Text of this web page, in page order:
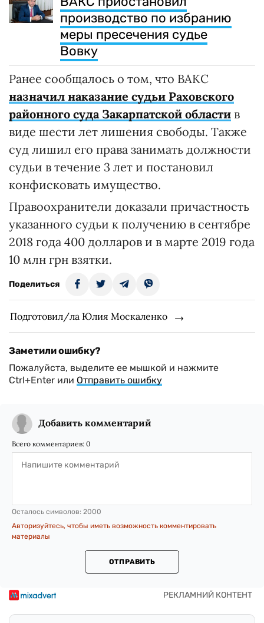
производство по избранию
меры пресечения судье
Вовку
Ранее сообщалось о том, что ВАКС
назначил наказание судьи Раховского
районного суда Закарпатской области в
виде шести лет лишения свободы. Также
суд лишил его права занимать должности
судьи в течение 3 лет и постановил
конфисковать имущество.
Правоохранители доказали причастность
указанного судьи к получению в сентябре
2018 года 400 долларов и в марте 2019 года
10 млн грн взятки.
Поделиться
Подготовил/ла Юлия Москаленко
Заметили ошибку?
Пожалуйста, выделите ее мышкой и нажмите
Ctrl+Enter или Отправить ошибку
Добавить комментарий
Всего комментариев: 0
Осталось символов: 2000
Авторизуйтесь, чтобы иметь возможность комментировать
материалы
ОТПРАВИТЬ